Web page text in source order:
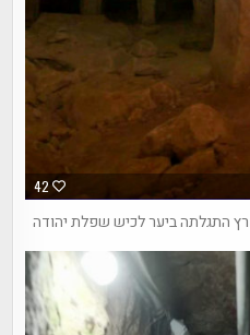
42
התגלתה ביער לכיש שפלת יהודה